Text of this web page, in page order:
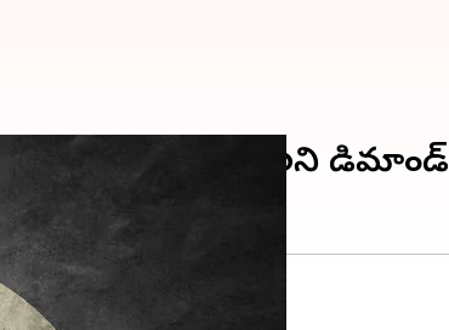
ఆర్డినెన్స్‌పై పెదవి విప్పాలని డిమాండ్